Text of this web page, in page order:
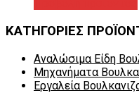
ΚΑΤΗΓΟΡΙΕΣ
Αναλώσιμα Είδη
Μηχανήματα
Εργαλεία